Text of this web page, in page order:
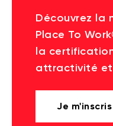
Découvrez la
Place To
la
attractivité et
Je